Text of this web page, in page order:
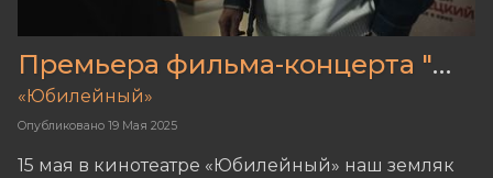
Премьера фильма-концерта "Жванецкий"
Опубликовано 19 Мая 2025
«Юбилейный»
15 мая в кинотеатре «Юбилейный» наш земляк